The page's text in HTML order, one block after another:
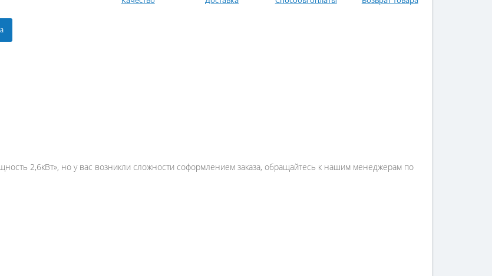
2,6кВт», но у вас возникли сложности соформлением заказа, обращайтесь к нашим менеджерам по